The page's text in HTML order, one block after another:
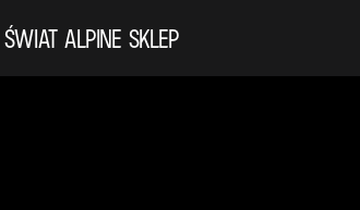
ŚWIAT ALPINE SKLEP